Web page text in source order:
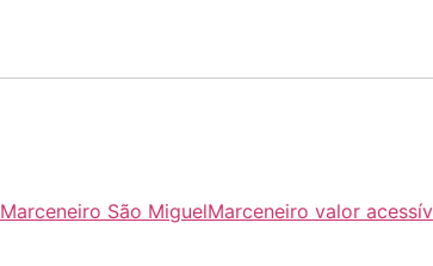
Marceneiro São MiguelMarceneiro valor